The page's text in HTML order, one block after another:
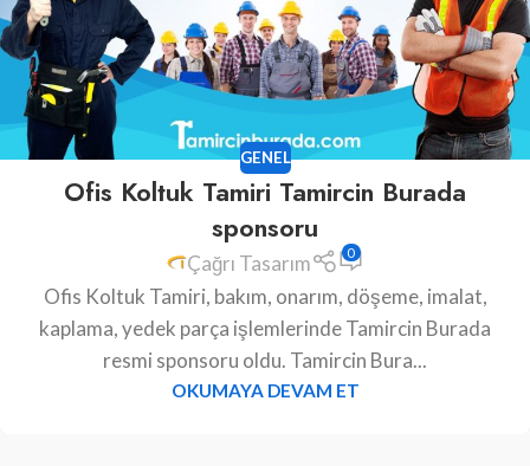
GENEL
Ofis Koltuk Tamiri Tamircin Burada
sponsoru
Çağrı Tasarım 0
Ofis Koltuk Tamiri, bakım, onarım, döşeme, imalat,
kaplama, yedek parça işlemlerinde Tamircin Burada
resmi sponsoru oldu. Tamircin Bura...
OKUMAYA DEVAM ET